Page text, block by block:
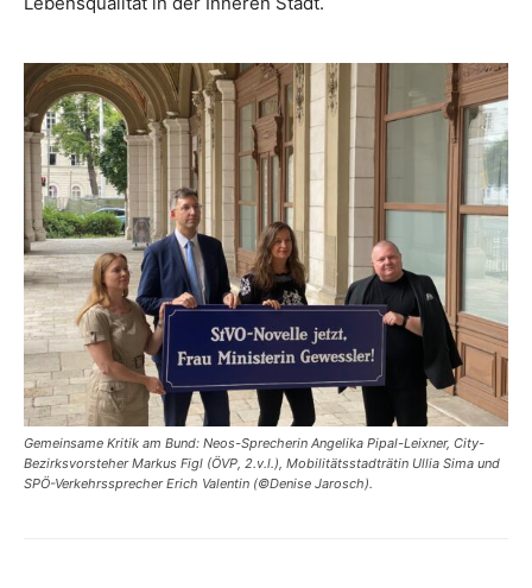
Gemeinsame Kritik am Bund: Neos-Sprecherin Angelika Pipal-Leixner, City-
Bezirksvorsteher Markus Figl (ÖVP, 2.v.l.), Mobilitätsstadträtin Ullia Sima und
SPÖ-Verkehrssprecher Erich Valentin (©Denise Jarosch).